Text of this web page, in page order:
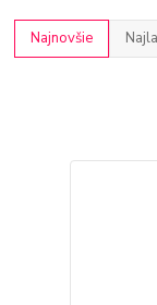
Najnovšie